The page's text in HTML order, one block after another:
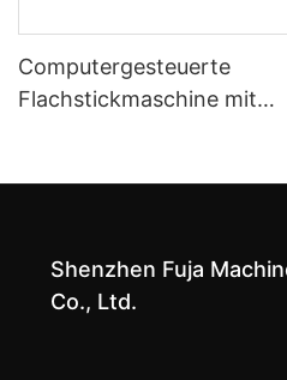
Computergesteuerte
Flachstickmaschine mit
Shenzhen Fuja
Co., Ltd.